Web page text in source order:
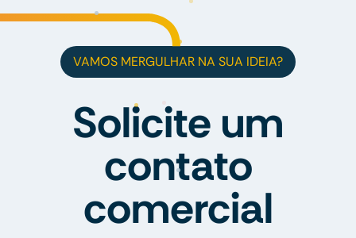
VAMOS MERGULHAR NA SUA IDEIA?
Solicite um
contato
comercial